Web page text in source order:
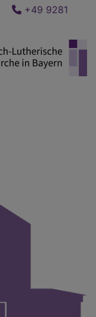
+49 9281